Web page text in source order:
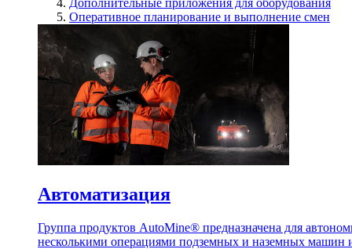
Дополнительные приложения для оборудования
Оперативное планирование и выполнение смен
Автоматизация
Группа продуктов AutoMine® предназначена для
несколькими операциями подземных и наземных машин